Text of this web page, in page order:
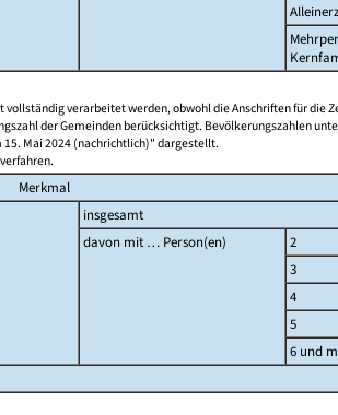
verarbeitet werden, obwohl die Anschriften für die
der Gemeinden berücksichtigt. Bevölkerungszahlen
15. Mai 2024 (nachrichtlich)" dargestellt.
Merkmal
insgesamt
davon mit … Person(en)
2
3
4
5
6 und